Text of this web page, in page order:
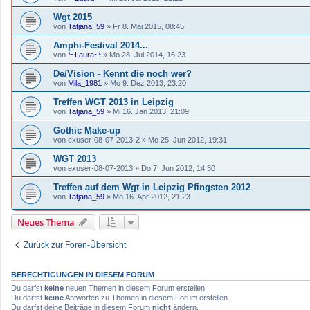
Wgt 2015
von Tatjana_59 » Fr 8. Mai 2015, 08:45
Amphi-Festival 2014...
von *~Laura~* » Mo 28. Jul 2014, 16:23
De/Vision - Kennt die noch wer?
von Mila_1981 » Mo 9. Dez 2013, 23:20
Treffen WGT 2013 in Leipzig
von Tatjana_59 » Mi 16. Jan 2013, 21:09
Gothic Make-up
von exuser-08-07-2013-2 » Mo 25. Jun 2012, 19:31
WGT 2013
von exuser-08-07-2013 » Do 7. Jun 2012, 14:30
Treffen auf dem Wgt in Leipzig Pfingsten 2012
von Tatjana_59 » Mo 16. Apr 2012, 21:23
Neues Thema
Zurück zur Foren-Übersicht
BERECHTIGUNGEN IN DIESEM FORUM
Du darfst keine neuen Themen in diesem Forum erstellen.
Du darfst keineAntworten zu Themen in diesem Forum erstellen.
Du darfst deine Beiträge in diesem Forum nicht ändern.